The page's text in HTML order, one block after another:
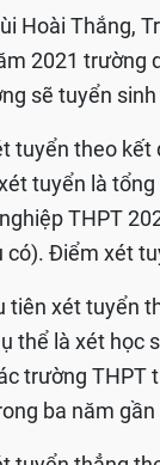
Hoài Thắng,
2021
sẽ tuyển
tuyển theo
tuyển là
THPT
có). Điểm xét
tiên xét tuyển
thể là xét học
trường THPT
ba năm